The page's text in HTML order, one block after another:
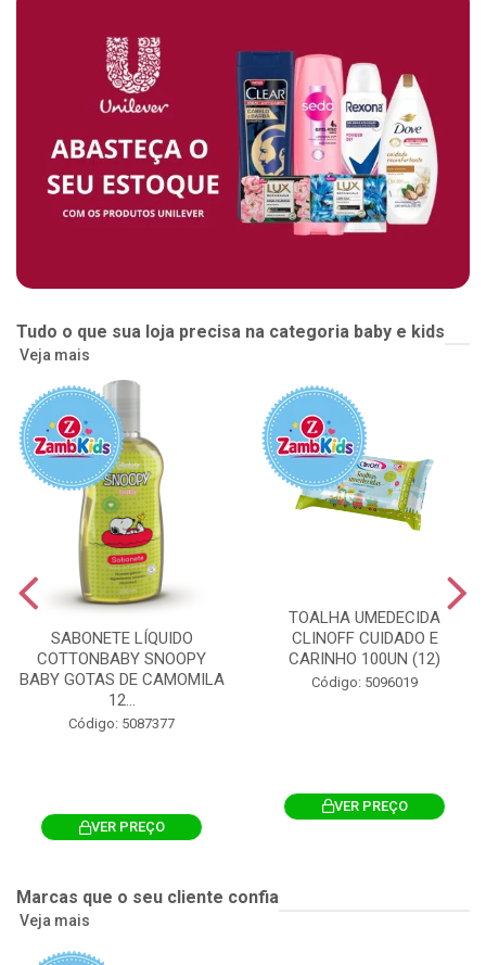
Tudo o que sua loja precisa na categoria baby e kids
Veja mais
SABONETE LÍQUIDO
COTTONBABY SNOOPY
BABY GOTAS DE CAMOMILA
12...
Código: 5087377
VER PREÇO
TOALHA UMEDECIDA
CLINOFF CUIDADO E
CARINHO 100UN (12)
Código: 5096019
VER PREÇO
Marcas que o seu cliente confia
Veja mais